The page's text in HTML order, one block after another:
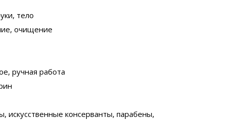
тело
очищение
ручная работа
искусственные консерванты, парабены,